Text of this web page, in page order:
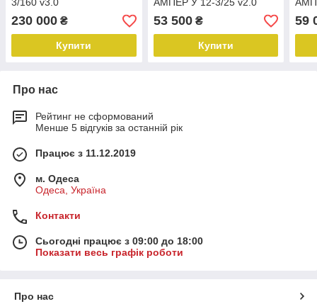
3/160 v3.0
230 000 ₴
Купити
АМПЕР У 12-3/25 v2.0
53 500₴
Купити
59
Про нас
Рейтинг не сформований
Менше 5 відгуків за останній рік
Працює з 11.12.2019
м. Одеса
Одеса, Україна
Контакти
Сьогодні працює з 09:00 до 18:00
Показати весь графік роботи
Про нас